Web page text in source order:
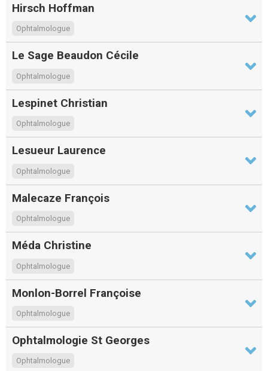
Hirsch Hoffman
Ophtalmologue
Le Sage Beaudon Cécile
Ophtalmologue
Lespinet Christian
Ophtalmologue
Lesueur Laurence
Ophtalmologue
Malecaze François
Ophtalmologue
Méda Christine
Ophtalmologue
Monlon-Borrel Françoise
Ophtalmologue
Ophtalmologie St Georges
Ophtalmologue